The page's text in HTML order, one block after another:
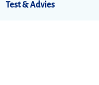
Test & Advies